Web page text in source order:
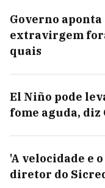
Governo
extravirgem
quais
El Niño pode
fome aguda, diz
'A velocidade e
diretor do